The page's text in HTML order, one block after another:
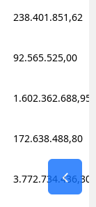
238.401.851,62
92.565.525,00
1.602.362.688,95
172.638.488,80
3.772.734.436,30